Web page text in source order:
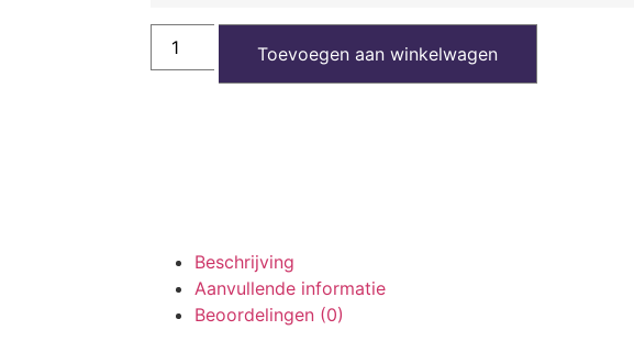
Toevoegen aan winkelwagen
Beschrijving
Aanvullende informatie
Beoordelingen (0)